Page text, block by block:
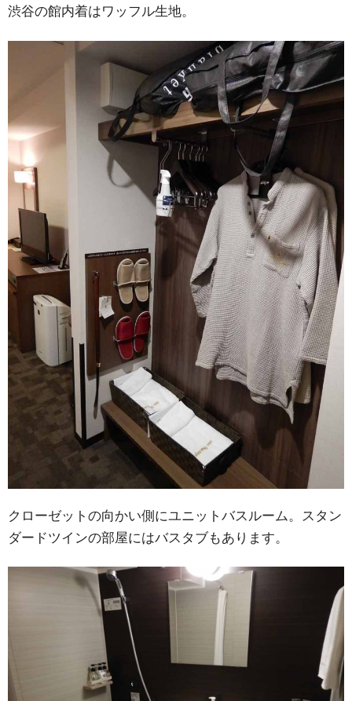
渋谷の館内着はワッフル生地。
クローゼットの向かい側にユニットバスルーム。スタン
ダードツインの部屋にはバスタブもあります。